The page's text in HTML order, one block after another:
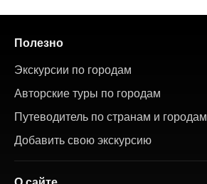
Полезно
Экскурсии по городам
Авторские туры по городам
Путеводитель по странам и городам
Добавить свою экскурсию